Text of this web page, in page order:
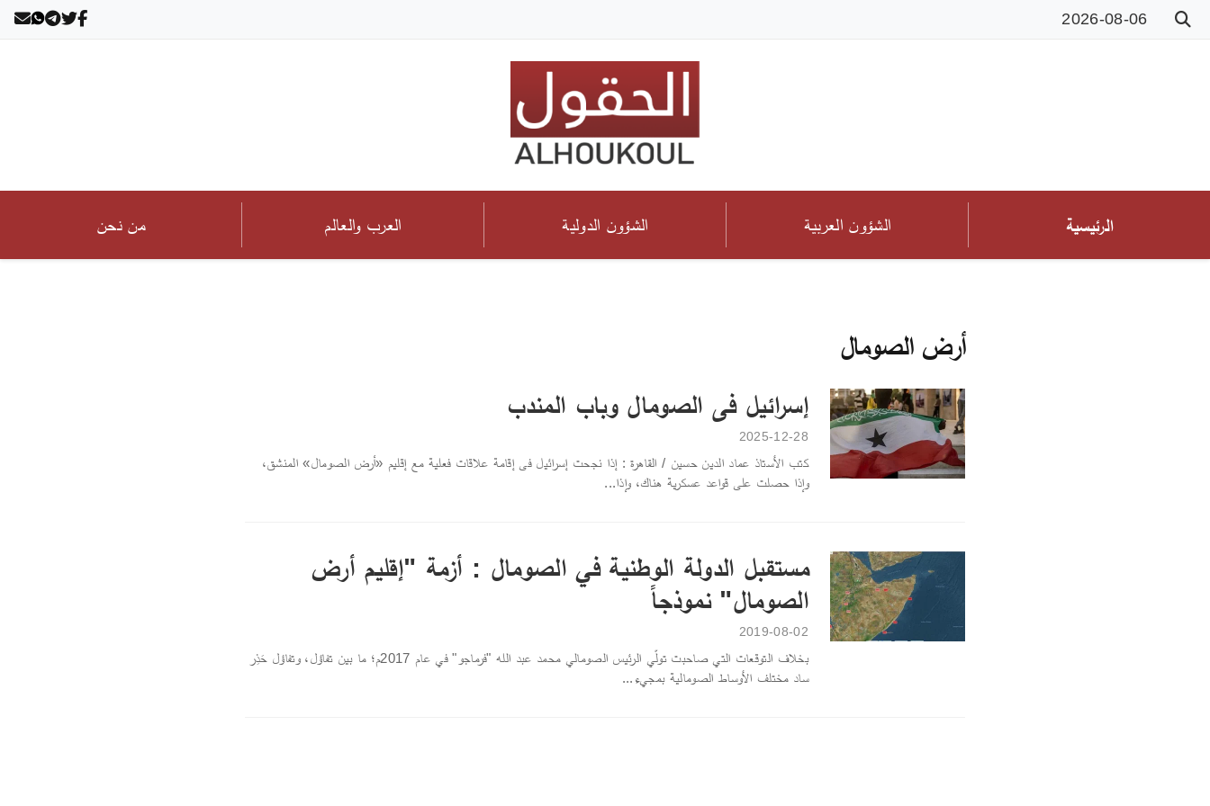
2026-08-06
الرئيسية الشؤون العربية الشؤون الدولية العرب والعالم من نحن
أرض الصومال
إسرائيل فى الصومال وباب المندب
2025-12-28
كتب الأستاذ عماد الدين حسين / القاهرة : إذا نجحت إسرائيل فى إقامة علاقات فعلية مع إقليم «أرض الصومال» المنشق،
وإذا حصلت على قواعد عسكرية هناك، وإذا...
مستقبل الدولة الوطنية في الصومال : أزمة "إقليم أرض
الصومال" نموذجاً
2019-08-02
بخلاف التوقعات التي صاحبت تولّي الرئيس الصومالي محمد عبد الله "فرماجو" في عام 2017م؛ ما بين تفاؤل، وتفاؤل حَذِر
ساد مختلف الأوساط الصومالية بمجيء...